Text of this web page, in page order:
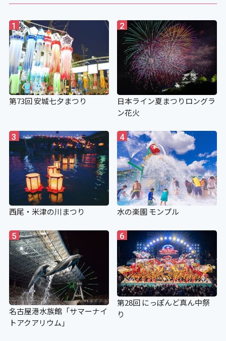
1
第73回 安城七夕まつり
2
日本ライン夏まつりロングラ
ン花火
3
西尾・米津の川まつり
4
水の楽園 モンプル
5
名古屋港水族館「サマーナイ
トアクアリウム」
6
第28回 にっぽんど真ん中祭
り